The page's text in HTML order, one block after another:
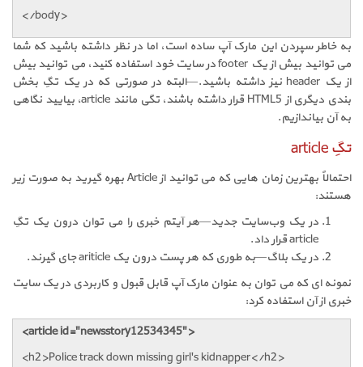
</body>
به خاطر سپردن این مارک آپ ساده است، اما در نظر داشته باشید که شما
می توانید بیش از یک footer در سایت خود استفاده کنید، می توانید بیش
از یک header نیز داشته باشید.—البته در صورتی که در یک تگِ بخش
بندی دیگری از HTML5 قرار داشته باشند، تگی مانند article، بیایید نگاهی
به آن بیاندازیم.
تگِ article
احتمالاً بهترین زمان هایی که می توانید از Article بهره گیرید به صورت زیر
هستند:
در یک وب‌سایت جدید—هر آیتم خبری را می توان درون یک تگِ
article قرار داد.
در یک بلاگ—به طوری که هر پست درون یک ariticle جای گیرند.
نمونه ای که می توان به عنوان مارک آپ قابل قبول و کاربردی در یک سایت
خبری از آن استفاده کرد:
<article id="newsstory12534345">
<h2>Police track down missing girl's kidnapper</h2>